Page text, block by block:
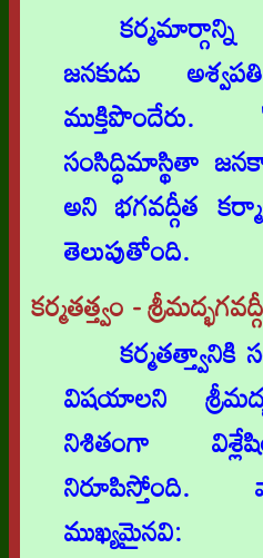
జనకుడు
సంసిద్ధిమాస్థితా
అని భగవద్గీత
తెలుపుతోంది.
కర్మతత్త్వం -
కర్మతత్త్వానికి
విషయాలని
నిశితంగా
ముఖ్యమైనవి: